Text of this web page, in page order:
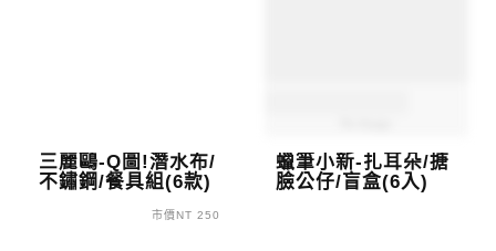
三麗鷗-Q圖!潛水布/
不鏽鋼/餐具組(6款)
市價NT 250
蠟筆小新-扎耳朵/搪
臉公仔/盲盒(6入)